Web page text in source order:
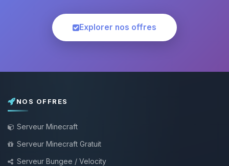
Explorer nos offres
NOS OFFRES
Serveur Minecraft
Serveur Minecraft Gratuit
Serveur Bungee / Velocity